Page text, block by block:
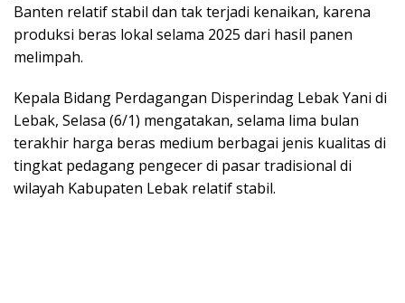
Banten relatif stabil dan tak terjadi kenaikan, karena
produksi beras lokal selama 2025 dari hasil panen
melimpah.
Kepala Bidang Perdagangan Disperindag Lebak Yani di
Lebak, Selasa (6/1) mengatakan, selama lima bulan
terakhir harga beras medium berbagai jenis kualitas di
tingkat pedagang pengecer di pasar tradisional di
wilayah Kabupaten Lebak relatif stabil.